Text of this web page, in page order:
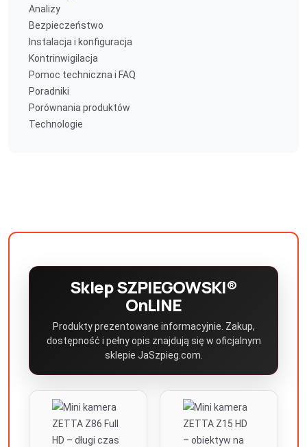
Analizy
Bezpieczeństwo
Instalacja i konfiguracja
Kontrinwigilacja
Pomoc techniczna i FAQ
Poradniki
Porównania produktów
Technologie
Sklep SZPIEGOWSKI®
OnLINE
Produkty prezentowane informacyjnie. Zakup,
dostępność i pełny opis znajdują się w oficjalnym
sklepie JaSzpieg.com.